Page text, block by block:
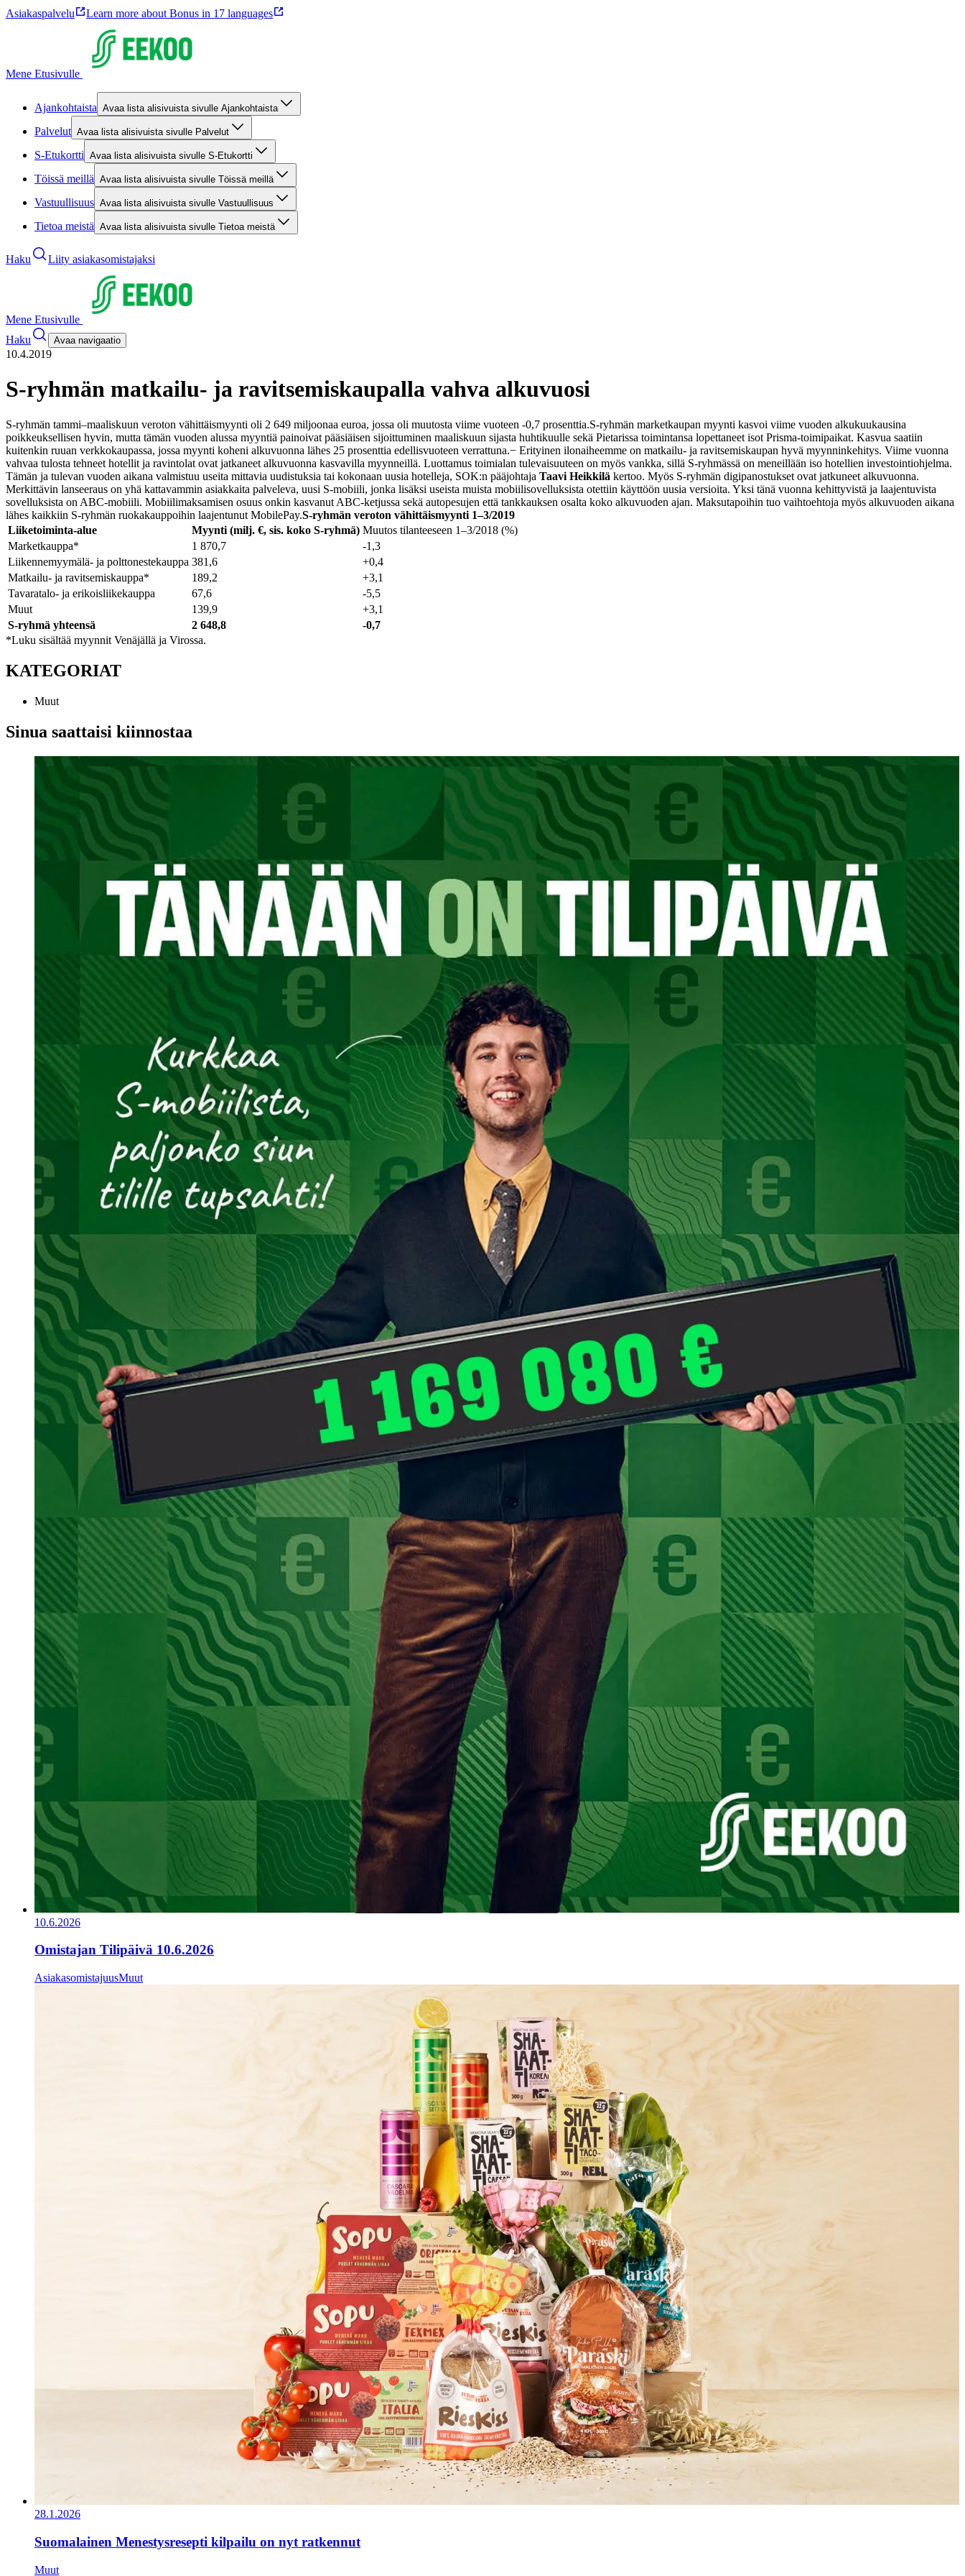
Asiakaspalvelu Learn more about Bonus in 17 languages
Mene Etusivulle
Ajankohtaista Avaa lista alisivuista sivulle Ajankohtaista
Palvelut Avaa lista alisivuista sivulle Palvelut
S-Etukortti Avaa lista alisivuista sivulle S-Etukortti
Töissä meillä Avaa lista alisivuista sivulle Töissä meillä
Vastuullisuus Avaa lista alisivuista sivulle Vastuullisuus
Tietoa meistä Avaa lista alisivuista sivulle Tietoa meistä
Haku Liity asiakasomistajaksi
Mene Etusivulle
Haku
Avaa navigaatio
10.4.2019
S-ryhmän matkailu- ja ravitsemiskaupalla vahva alkuvuosi
S-ryhmän tammi–maaliskuun veroton vähittäismyynti oli 2 649 miljoonaa euroa, jossa oli muutosta viime vuoteen -0,7 prosenttia.S-ryhmän marketkaupan myynti kasvoi viime vuoden alkukuukausina
poikkeuksellisen hyvin, mutta tämän vuoden alussa myyntiä painoivat pääsiäisen sijoittuminen maaliskuun sijasta huhtikuulle sekä Pietarissa toimintansa lopettaneet isot Prisma-toimipaikat. Kasvua saatiin
kuitenkin ruuan verkkokaupassa, jossa myynti koheni alkuvuonna lähes 25 prosenttia edellisvuoteen verrattuna.− Erityinen ilonaiheemme on matkailu- ja ravitsemiskaupan hyvä myynninkehitys. Viime vuonna
vahvaa tulosta tehneet hotellit ja ravintolat ovat jatkaneet alkuvuonna kasvavilla myynneillä. Luottamus toimialan tulevaisuuteen on myös vankka, sillä S-ryhmässä on meneillään iso hotellien investointiohjelma.
Tämän ja tulevan vuoden aikana valmistuu useita mittavia uudistuksia tai kokonaan uusia hotelleja, SOK:n pääjohtaja Taavi Heikkilä kertoo. Myös S-ryhmän digipanostukset ovat jatkuneet alkuvuonna.
Merkittävin lanseeraus on yhä kattavammin asiakkaita palveleva, uusi S-mobiili, jonka lisäksi useista muista mobiilisovelluksista otettiin käyttöön uusia versioita. Yksi tänä vuonna kehittyvistä ja laajentuvista
sovelluksista on ABC-mobiili. Mobiilimaksamisen osuus onkin kasvanut ABC-ketjussa sekä autopesujen että tankkauksen osalta koko alkuvuoden ajan. Maksutapoihin tuo vaihtoehtoja myös alkuvuoden aikana
lähes kaikkiin S-ryhmän ruokakauppoihin laajentunut MobilePay.S-ryhmän veroton vähittäismyynti 1–3/2019
Liiketoiminta-alue
Myynti (milj. €, sis. koko S-ryhmä) Muutos tilanteeseen 1–3/2018 (%)
Marketkauppa*
1 870,7
-1,3
Liikennemyymälä- ja polttonestekauppa 381,6
+0,4
Matkailu- ja ravitsemiskauppa*
189,2
+3,1
Tavaratalo- ja erikoisliikekauppa
67,6
-5,5
Muut
139,9
+3,1
S-ryhmä yhteensä
2 648,8
-0,7
*Luku sisältää myynnit Venäjällä ja Virossa.
KATEGORIAT
Muut
Sinua saattaisi kiinnostaa
10.6.2026
Omistajan Tilipäivä 10.6.2026
AsiakasomistajuusMuut
28.1.2026
Suomalainen Menestysresepti kilpailu on nyt ratkennut
Muut